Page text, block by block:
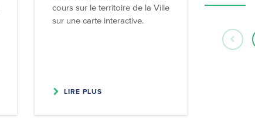
cours sur le territoire de la Ville
sur une carte interactive.
LIRE PLUS